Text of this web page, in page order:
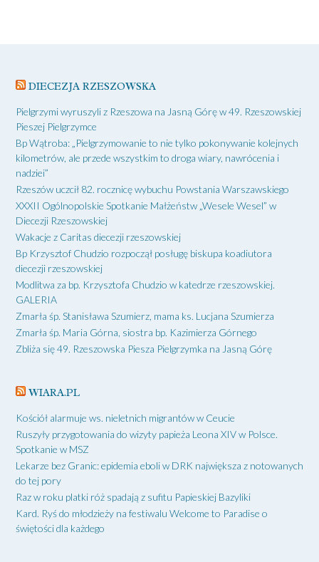
DIECEZJA RZESZOWSKA
Pielgrzymi wyruszyli z Rzeszowa na Jasną Górę w 49. Rzeszowskiej
Pieszej Pielgrzymce
Bp Wątroba: „Pielgrzymowanie to nie tylko pokonywanie kolejnych
kilometrów, ale przede wszystkim to droga wiary, nawrócenia i
nadziei”
Rzeszów uczcił 82. rocznicę wybuchu Powstania Warszawskiego
XXXII Ogólnopolskie Spotkanie Małżeństw „Wesele Wesel” w
Diecezji Rzeszowskiej
Wakacje z Caritas diecezji rzeszowskiej
Bp Krzysztof Chudzio rozpoczął posługę biskupa koadiutora
diecezji rzeszowskiej
Modlitwa za bp. Krzysztofa Chudzio w katedrze rzeszowskiej.
GALERIA
Zmarła śp. Stanisława Szumierz, mama ks. Lucjana Szumierza
Zmarła śp. Maria Górna, siostra bp. Kazimierza Górnego
Zbliża się 49. Rzeszowska Piesza Pielgrzymka na Jasną Górę
WIARA.PL
Kościół alarmuje ws. nieletnich migrantów w Ceucie
Ruszyły przygotowania do wizyty papieża Leona XIV w Polsce.
Spotkanie w MSZ
Lekarze bez Granic: epidemia eboli w DRK największa z notowanych
do tej pory
Raz w roku platki róż spadają z sufitu Papieskiej Bazyliki
Kard. Ryś do młodzieży na festiwalu Welcome to Paradise o
świętości dla każdego